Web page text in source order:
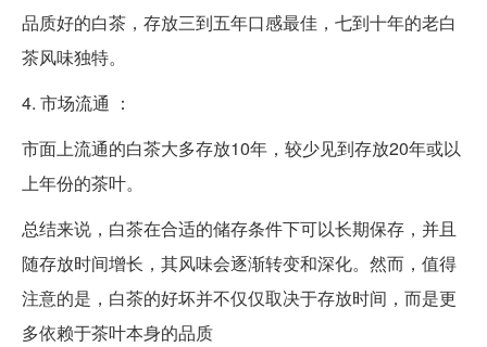
品质好的白茶，存放三到五年口感最佳，七到十年的老白
茶风味独特。
4. 市场流通 ：
市面上流通的白茶大多存放10年，较少见到存放20年或以
上年份的茶叶。
总结来说，白茶在合适的储存条件下可以长期保存，并且
随存放时间增长，其风味会逐渐转变和深化。然而，值得
注意的是，白茶的好坏并不仅仅取决于存放时间，而是更
多依赖于茶叶本身的品质